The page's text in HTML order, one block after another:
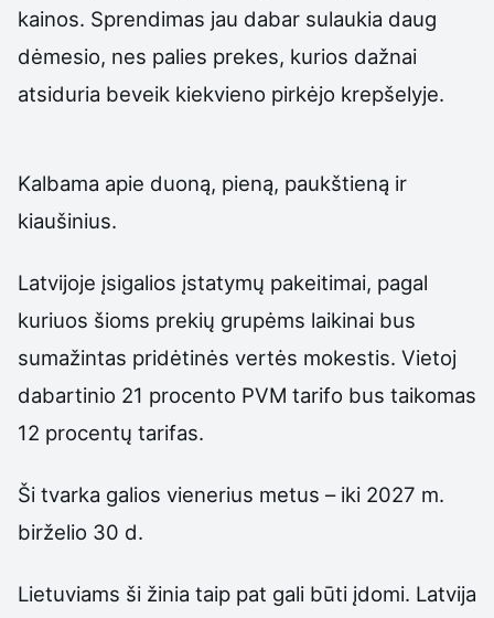
kainos. Sprendimas jau dabar sulaukia daug
dėmesio, nes palies prekes, kurios dažnai
atsiduria beveik kiekvieno pirkėjo krepšelyje.
Kalbama apie duoną, pieną, paukštieną ir
kiaušinius.
Latvijoje įsigalios įstatymų pakeitimai, pagal
kuriuos šioms prekių grupėms laikinai bus
sumažintas pridėtinės vertės mokestis. Vietoj
dabartinio 21 procento PVM tarifo bus taikomas
12 procentų tarifas.
Ši tvarka galios vienerius metus – iki 2027 m.
birželio 30 d.
Lietuviams ši žinia taip pat gali būti įdomi. Latvija